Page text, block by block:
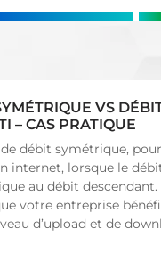
VS
– CAS PRATIQUE
débit symétrique,
internet, lorsque le
au débit descendant.
votre entreprise
d’upload et de